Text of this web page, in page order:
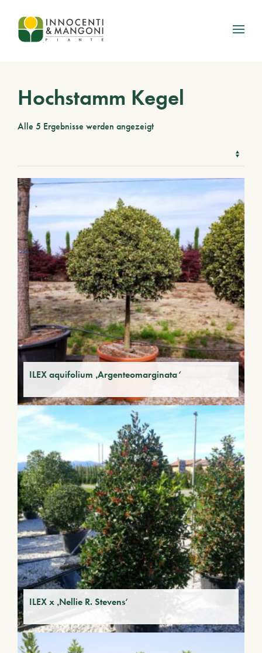
Skip to main content
Hochstamm Kegel
Alle 5 Ergebnisse werden angezeigt
ILEX aquifolium ‚Argenteomarginata‘
ILEX x ‚Nellie R. Stevens‘